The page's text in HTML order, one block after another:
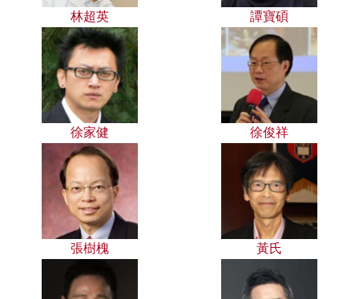
林超英 譚寶碩
徐家健 徐俊祥
張樹槐 黃氏